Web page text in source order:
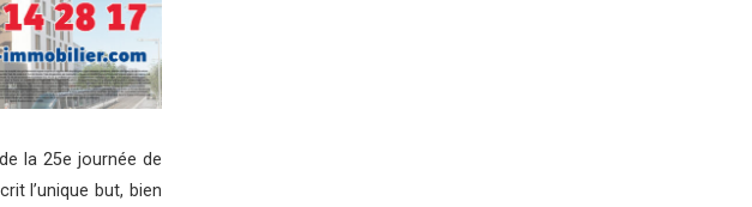
la 25e journée de
l’unique but, bien